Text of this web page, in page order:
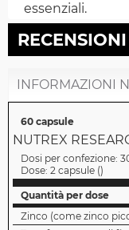
essenziali.
RECENSIONI
INFORMAZIONI
60 capsule
NUTREX
Dosi per confezione:
Dose: 2 capsule ()
Quantità per dose
Zinco (come zinco